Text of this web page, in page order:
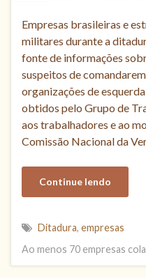
Empresas brasileiras e
militares durante a
fonte de informações
suspeitos de
organizações de
obtidos pelo Grupo de
aos trabalhadores e ao
Comissão Nacional da
Continue lendo
Ditadura, empresas
Ao menos 70 empresas